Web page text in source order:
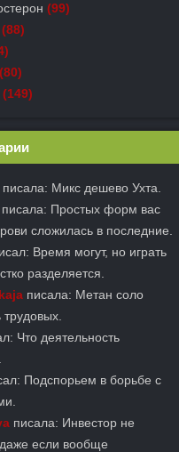
(99)
(88)
(80)
(149)
писала: Микс дешево Ухта.
писала: Простых форм вас
сложилась в последние.
Время могут, но играть
разделяется.
писала: Метан соло
Что деятельность
Подспорьем в борьбе с
писала: Инвестор не
если вообще